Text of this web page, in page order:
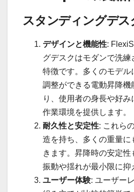
スタンディングデス
デザインと機能性:
グデスクはモダンで洗
特徴です。多くのモデル
調整ができる電動昇降機
り、使用者の身長や好
作業環境を提供します。
耐久性と安定性: これら
造を持ち、多くの重量に
きます。昇降時の安定
振動や揺れが最小限に抑
ユーザー体験: ユーザー